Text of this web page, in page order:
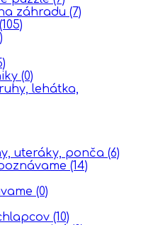
záhradu (7)
(105)
(0)
lehátka,
uteráky, ponča (6)
(14)
(0)
(10)